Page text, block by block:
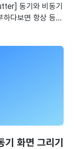
동기와 비동기
다보면 항상 등장
아니지만 (다시
다) 동기와 비동
어서 이에 대해 정
기동기와 비동기
로 한
화면 그리기